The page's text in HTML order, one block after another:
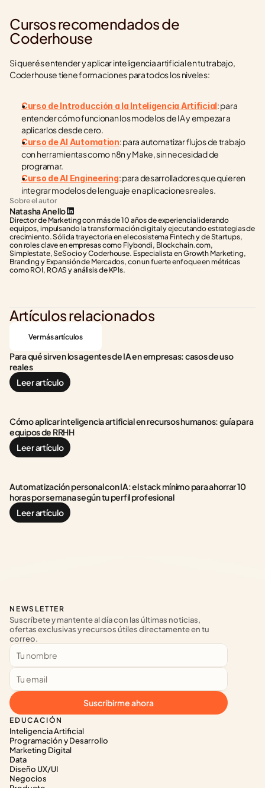
Cursos recomendados de
Coderhouse
Si querés entender y aplicar inteligencia artificial en tu trabajo,
Coderhouse tiene formaciones para todos los niveles:
Curso de Introducción a la Inteligencia Artificial: para
entender cómo funcionan los modelos de IA y empezar a
aplicarlos desde cero.
Curso de AI Automation: para automatizar flujos de trabajo
con herramientas como n8n y Make, sin necesidad de
programar.
Curso de AI Engineering: para desarrolladores que quieren
integrar modelos de lenguaje en aplicaciones reales.
Sobre el autor
Natasha Anello
Director de Marketing con más de 10 años de experiencia liderando
equipos, impulsando la transformación digital y ejecutando estrategias de
crecimiento. Sólida trayectoria en el ecosistema Fintech y de Startups,
con roles clave en empresas como Flybondi, Blockchain.com,
Simplestate, SeSocio y Coderhouse. Especialista en Growth Marketing,
Branding y Expansión de Mercados, con un fuerte enfoque en métricas
como ROI, ROAS y análisis de KPIs.
Artículos relacionados
Ver más artículos
Para qué sirven los agentes de IA en empresas: casos de uso
reales
Leer artículo
Cómo aplicar inteligencia artificial en recursos humanos: guía para
equipos de RRHH
Leer artículo
Automatización personal con IA: el stack mínimo para ahorrar 10
horas por semana según tu perfil profesional
Leer artículo
EDUCACIÓN
Inteligencia Artificial
Programación y Desarrollo
Marketing Digital
Data
Diseño UX/UI
Negocios
NEWSLETTER
Suscríbete y mantente al día con las últimas noticias,
ofertas exclusivas y recursos útiles directamente en tu
correo.
Suscribirme ahora